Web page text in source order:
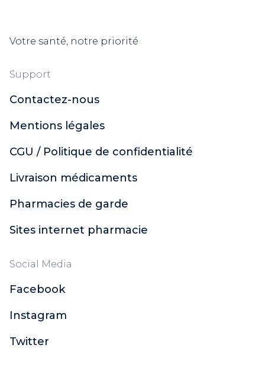
Votre santé, notre priorité
Support
Contactez-nous
Mentions légales
CGU / Politique de confidentialité
Livraison médicaments
Pharmacies de garde
Sites internet pharmacie
Social Media
Facebook
Instagram
Twitter